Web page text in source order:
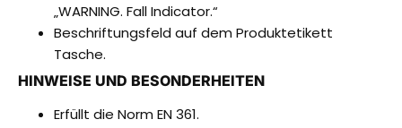
„WARNING. Fall Indicator.“
Beschriftungsfeld auf dem Produktetikett
Tasche.
HINWEISE UND BESONDERHEITEN
Erfüllt die Norm EN 361.